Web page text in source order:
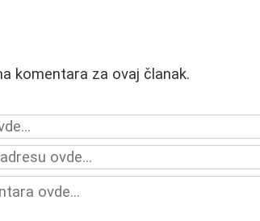
komentara za ovaj članak.